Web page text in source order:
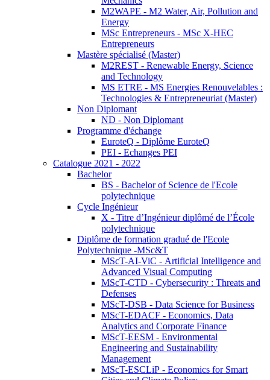
M2WAPE - M2 Water, Air, Pollution and
Energy
MSc Entrepreneurs - MSc X-HEC
Entrepreneurs
Mastère spécialisé (Master)
M2REST - Renewable Energy, Science
and Technology
MS ETRE - MS Energies Renouvelables :
Technologies & Entrepreneuriat (Master)
Non Diplomant
ND - Non Diplomant
Programme d'échange
EuroteQ - Diplôme EuroteQ
PEI - Echanges PEI
Catalogue 2021 - 2022
Bachelor
BS - Bachelor of Science de l'Ecole
polytechnique
Cycle Ingénieur
X - Titre d’Ingénieur diplômé de l’École
polytechnique
Diplôme de formation gradué de l'Ecole
Polytechnique -MSc&T
MScT-AI-ViC - Artificial Intelligence and
Advanced Visual Computing
MScT-CTD - Cybersecurity : Threats and
Defenses
MScT-DSB - Data Science for Business
MScT-EDACF - Economics, Data
Analytics and Corporate Finance
MScT-EESM - Environmental
Engineering and Sustainability
Management
MScT-ESCLiP - Economics for Smart